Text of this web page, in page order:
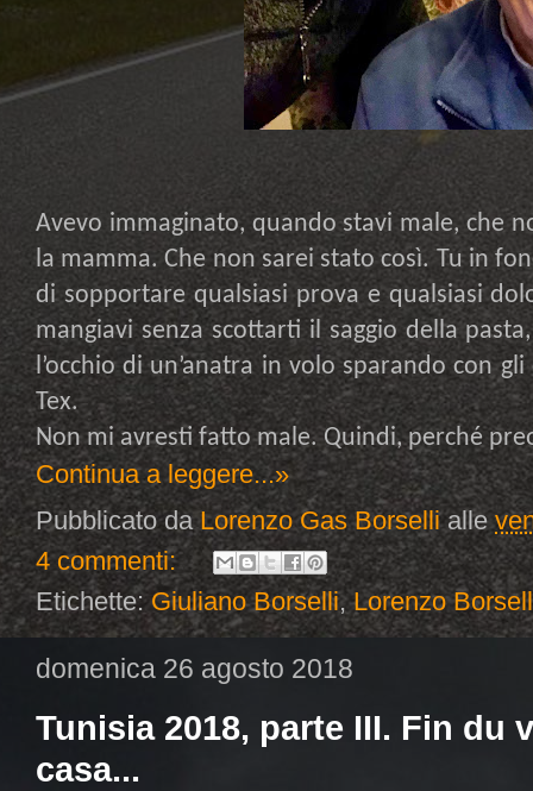
Avevo immaginato, quando stavi male, che
la mamma. Che non sarei stato così. Tu in
di sopportare qualsiasi prova e qualsiasi
mangiavi senza scottarti il saggio della
l’occhio di un’anatra in volo sparando con
Tex.
Non mi avresti fatto male. Quindi, perché
Continua a leggere...»
Pubblicato daLorenzo Gas Borselli alle
4 commenti:
Etichette: Giuliano Borselli,Lorenzo
domenica 26 agosto 2018
Tunisia 2018, parte III. Fin du
casa...